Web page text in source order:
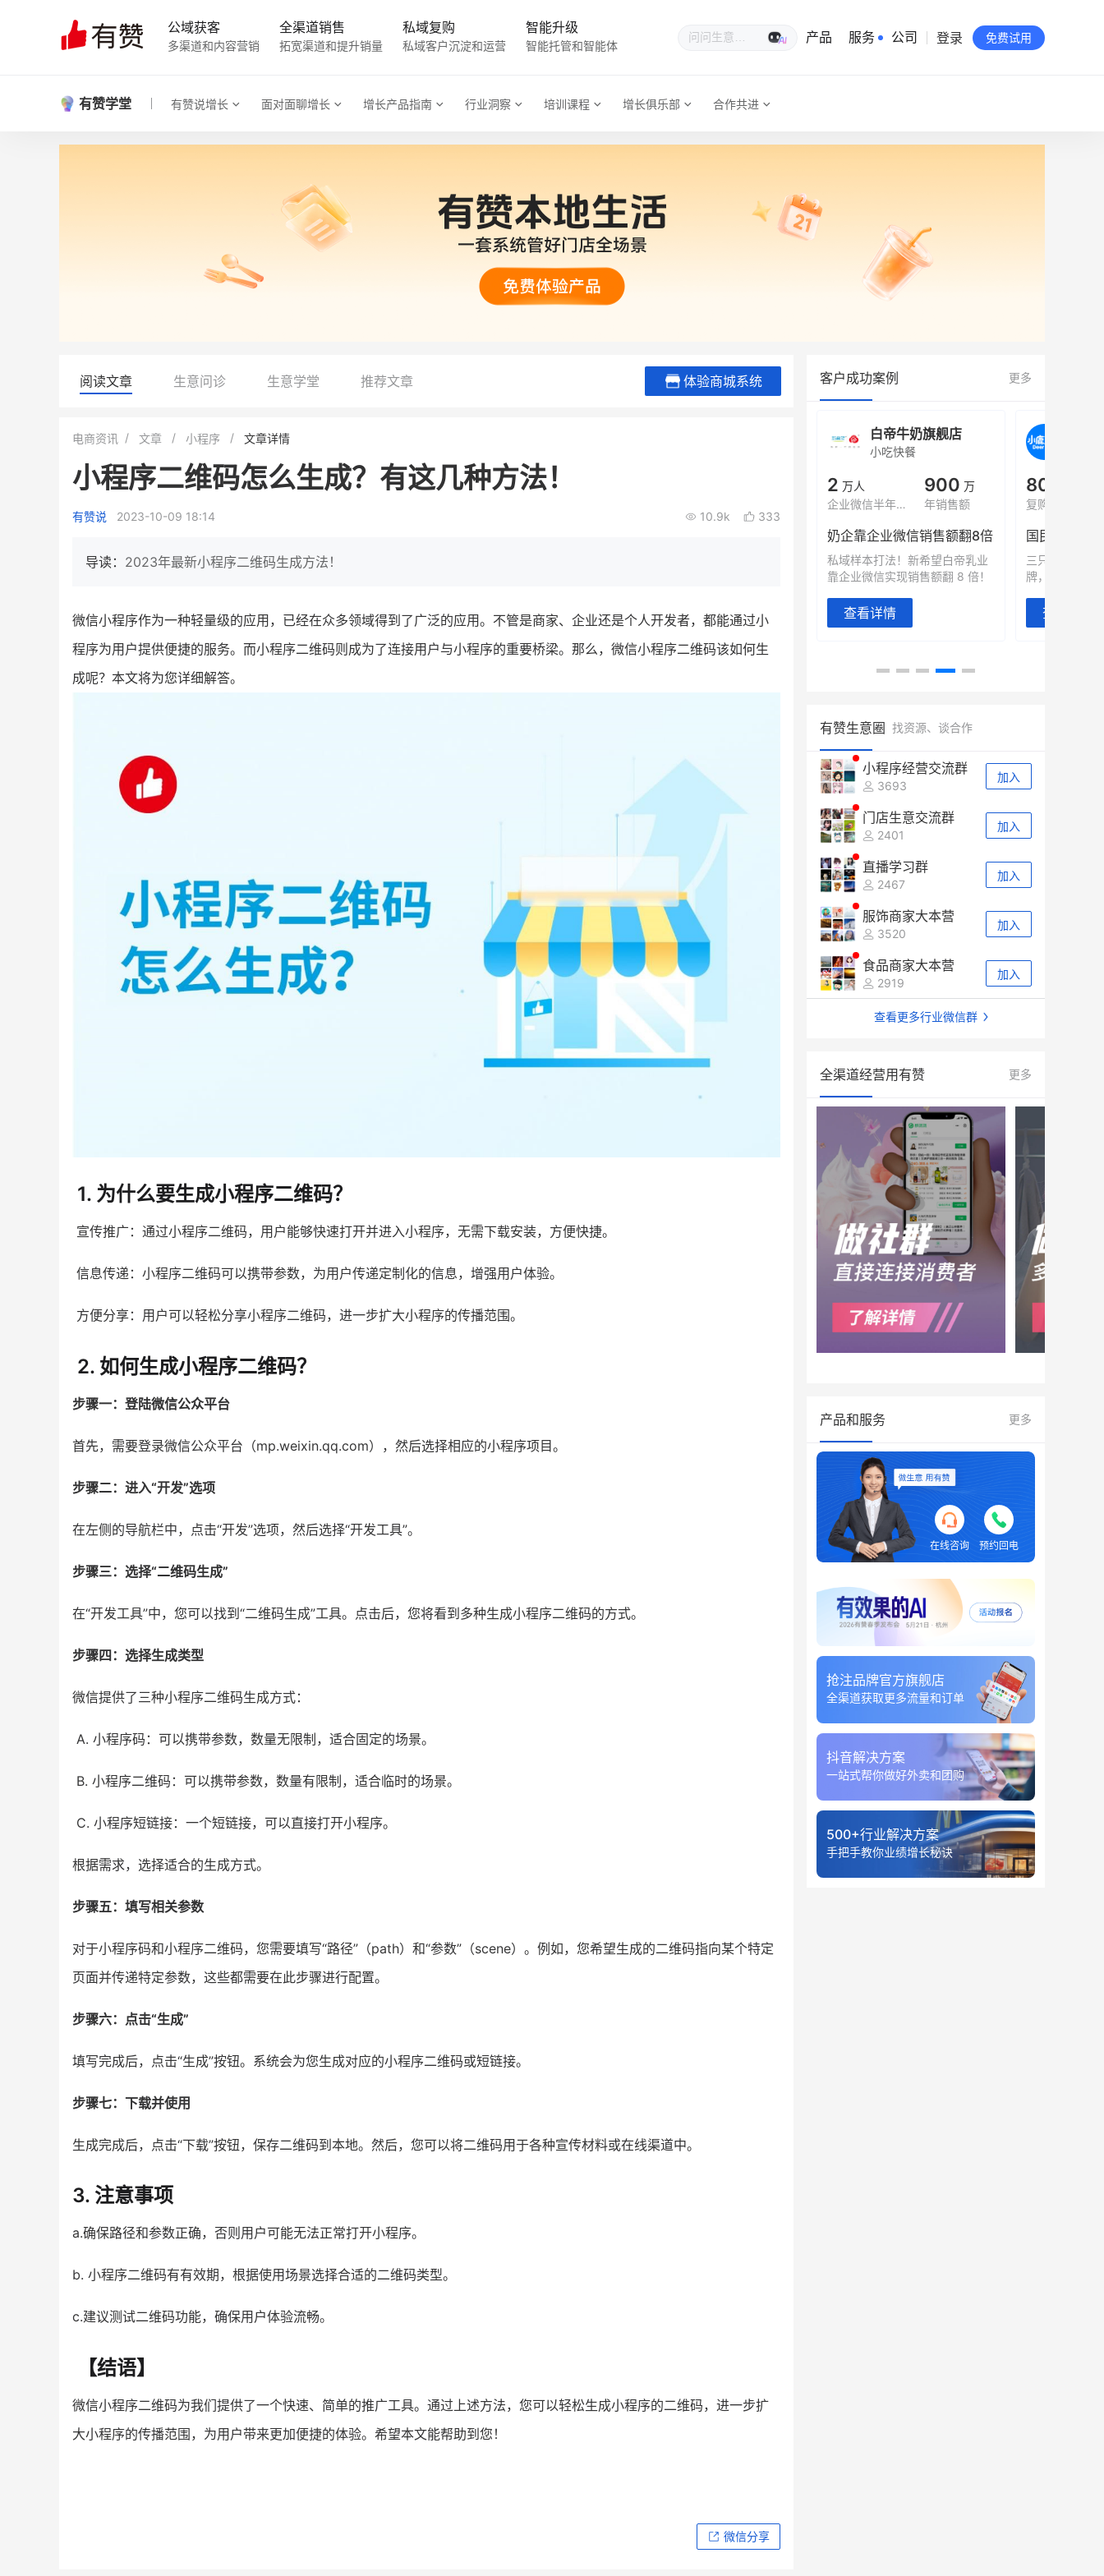
公域获客
多渠道和内容营销
全渠道销售
拓宽渠道和提升销量
私域复购
私域客户沉淀和运营
智能升级
智能托管和智能体
生意专家
产品 服务 公司
有赞公益
站点地图
登录 免费试用
有赞学堂 有赞说增长 面对面聊增长 增长产品指南 行业洞察 培训课程 增长俱乐部 合作共进
阅读文章 生意问诊 生意学堂 推荐文章 体验商城系统
电商资讯 文章 小程序 文章详情
小程序二维码怎么生成？有这几种方法！
有赞说 2023-10-09 18:14 10.9k 333
导读： 2023年最新小程序二维码生成方法！
微信小程序作为一种轻量级的应用，已经在众多领域得到了广泛的应用。不管是商家、企业还是个人开发者，都能通过小
程序为用户提供便捷的服务。而小程序二维码则成为了连接用户与小程序的重要桥梁。那么，微信小程序二维码该如何生
成呢？本文将为您详细解答。
1. 为什么要生成小程序二维码？
宣传推广：通过小程序二维码，用户能够快速打开并进入小程序，无需下载安装，方便快捷。
信息传递：小程序二维码可以携带参数，为用户传递定制化的信息，增强用户体验。
方便分享：用户可以轻松分享小程序二维码，进一步扩大小程序的传播范围。
2. 如何生成小程序二维码？
步骤一：登陆微信公众平台
首先，需要登录微信公众平台（mp.weixin.qq.com），然后选择相应的小程序项目。
步骤二：进入“开发”选项
在左侧的导航栏中，点击“开发”选项，然后选择“开发工具”。
步骤三：选择“二维码生成”
在“开发工具”中，您可以找到“二维码生成”工具。点击后，您将看到多种生成小程序二维码的方式。
步骤四：选择生成类型
微信提供了三种小程序二维码生成方式：
A. 小程序码：可以携带参数，数量无限制，适合固定的场景。
B. 小程序二维码：可以携带参数，数量有限制，适合临时的场景。
C. 小程序短链接：一个短链接，可以直接打开小程序。
根据需求，选择适合的生成方式。
步骤五：填写相关参数
对于小程序码和小程序二维码，您需要填写“路径”（path）和“参数”（scene）。例如，您希望生成的二维码指向某个特定
页面并传递特定参数，这些都需要在此步骤进行配置。
步骤六：点击“生成”
填写完成后，点击“生成”按钮。系统会为您生成对应的小程序二维码或短链接。
步骤七：下载并使用
生成完成后，点击“下载”按钮，保存二维码到本地。然后，您可以将二维码用于各种宣传材料或在线渠道中。
3. 注意事项
a.确保路径和参数正确，否则用户可能无法正常打开小程序。
b. 小程序二维码有有效期，根据使用场景选择合适的二维码类型。
c.建议测试二维码功能，确保用户体验流畅。
【结语】
微信小程序二维码为我们提供了一个快速、简单的推广工具。通过上述方法，您可以轻松生成小程序的二维码，进一步扩
大小程序的传播范围，为用户带来更加便捷的体验。希望本文能帮助到您！
微信分享
客户成功案例 更多
BEIESTATE贝易品牌
母婴
类目销售额
年度GMV
有货源没流量？母婴馆如何破局
龙贝莱商城
200 万
200 %
这家女装连锁如何借有赞破局新
查看详情
30
万
2000
查看详情 查看详情
小鹿蓝蓝会员
休闲零食
80%
复购率
7900 万
一季度营收
国民品牌副线的私域大爆发
三只松鼠旗下的网红婴儿辅食品
牌，22天便拿下类目第一
查看详情
1 top
他只用7年做
域如何破局？
查看详情
有赞生意圈 找资源、谈合作
小程序经营交流群
3693
加入
门店生意交流群
2401
加入
直播学习群
2467
加入
服饰商家大本营
3520
加入
食品商家大本营
2919
加入
查看更多行业微信群
全渠道经营用有赞 更多
产品和服务 更多
在线咨询 预约回电
抢注品牌官方旗舰店
全渠道获取更多流量和订单
抖音解决方案
一站式帮你做好外卖和团购
500+行业解决方案
手把手教你业绩增长秘诀